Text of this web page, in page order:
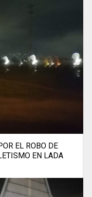
EL ROBO DE
EN LADA